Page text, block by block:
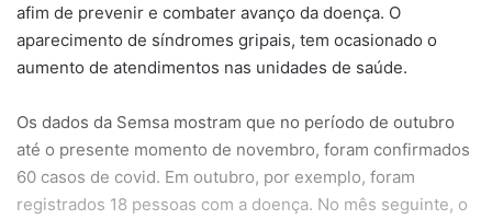
afim de prevenir e combater avanço da doença. O
aparecimento de síndromes gripais, tem ocasionado o
aumento de atendimentos nas unidades de saúde.
Os dados da Semsa mostram que no período de outubro
até o presente momento de novembro, foram confirmados
60 casos de covid. Em outubro, por exemplo, foram
registrados 18 pessoas com a doença. No mês seguinte, o